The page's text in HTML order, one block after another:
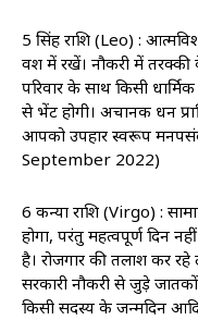
5 सिंह राशि (Leo) :
वश में रखें। नौकरी में तरक्की के
परिवार के साथ किसी धार्मिक
से भेंट होगी। अचानक धन
आपको उपहार स्वरूप मनपसंद
September 2022)
6 कन्या राशि (Virgo) :
होगा, परंतु महत्वपूर्ण दिन
है। रोजगार की तलाश कर
सरकारी नौकरी से जुड़े
किसी सदस्य के जन्मदिन